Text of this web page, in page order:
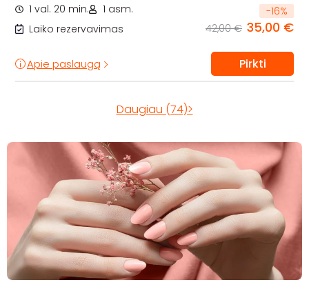
1 val. 20 min.
1 asm.
Laiko rezervavimas
-16%
42,00 € 35,00 €
Apie paslaugą Pirkti
Daugiau (74)>